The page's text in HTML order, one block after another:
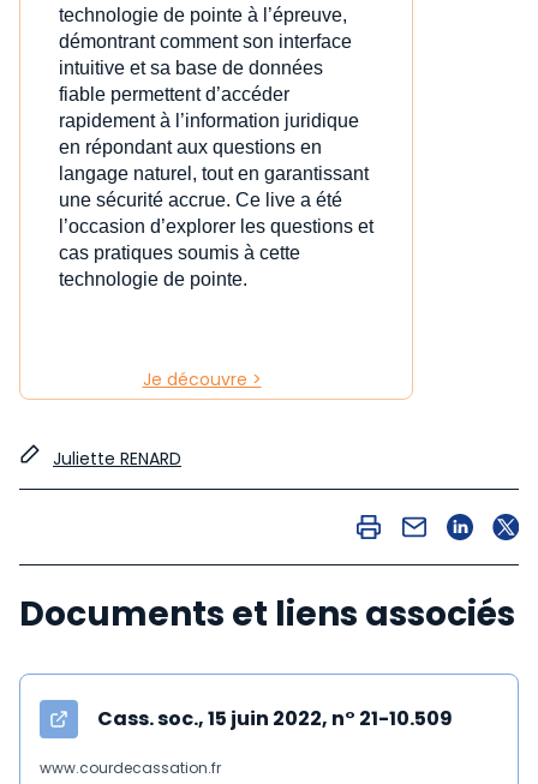
technologie de pointe à l’épreuve,
démontrant comment son interface
intuitive et sa base de données
fiable permettent d’accéder
rapidement à l’information juridique
en répondant aux questions en
langage naturel, tout en garantissant
une sécurité accrue. Ce live a été
l’occasion d’explorer les questions et
cas pratiques soumis à cette
technologie de pointe.
Je découvre >
Juliette RENARD
Documents et liens associés
Cass. soc., 15 juin 2022, n° 21-10.509
www.courdecassation.fr